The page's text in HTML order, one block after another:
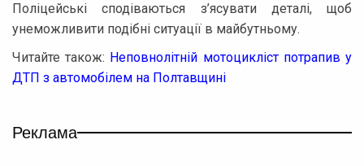
Поліцейські сподіваються з’ясувати деталі, щоб
унеможливити подібні ситуації в майбутньому.
Читайте також: Неповнолітній мотоцикліст потрапив у
ДТП з автомобілем на Полтавщині
Реклама